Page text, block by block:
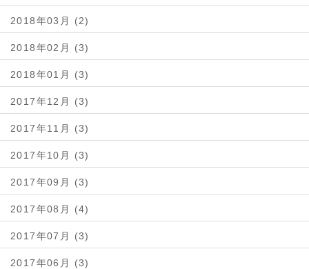
2018年03月 (2)
2018年02月 (3)
2018年01月 (3)
2017年12月 (3)
2017年11月 (3)
2017年10月 (3)
2017年09月 (3)
2017年08月 (4)
2017年07月 (3)
2017年06月 (3)